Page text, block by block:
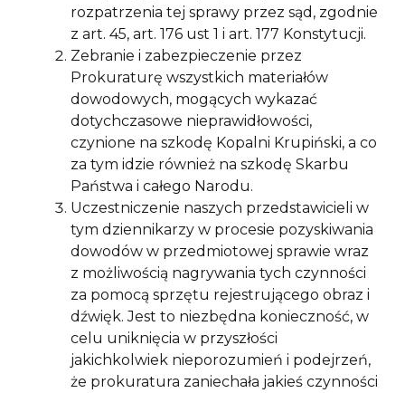
rozpatrzenia tej sprawy przez sąd, zgodnie
z art. 45, art. 176 ust 1 i art. 177 Konstytucji.
Zebranie i zabezpieczenie przez
Prokuraturę wszystkich materiałów
dowodowych, mogących wykazać
dotychczasowe nieprawidłowości,
czynione na szkodę Kopalni Krupiński, a co
za tym idzie również na szkodę Skarbu
Państwa i całego Narodu.
Uczestniczenie naszych przedstawicieli w
tym dziennikarzy w procesie pozyskiwania
dowodów w przedmiotowej sprawie wraz
z możliwością nagrywania tych czynności
za pomocą sprzętu rejestrującego obraz i
dźwięk. Jest to niezbędna konieczność, w
celu uniknięcia w przyszłości
jakichkolwiek nieporozumień i podejrzeń,
że prokuratura zaniechała jakieś czynności